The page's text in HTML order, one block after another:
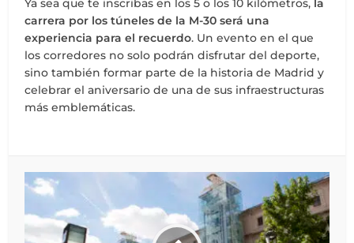
Ya sea que te inscribas en los 5 o los 10 kilómetros, la
carrera por los túneles de la M-30 será una
experiencia para el recuerdo. Un evento en el que
los corredores no solo podrán disfrutar del deporte,
sino también formar parte de la historia de Madrid y
celebrar el aniversario de una de sus infraestructuras
más emblemáticas.